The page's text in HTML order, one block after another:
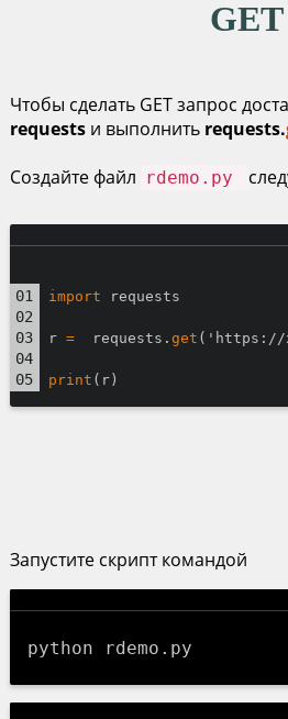
GET
Чтобы сделать GET запрос
requestsи выполнить requests.
Создайте файл rdemo.py
import requests
r =
  requests.
get ('https://
print (r)
Запустите скрипт командой
python rdemo.py